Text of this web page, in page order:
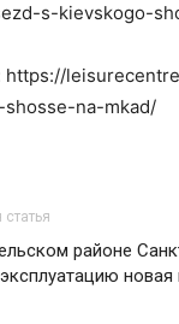
s-kievskogo-
https://
shosse-na-mkad/
районе